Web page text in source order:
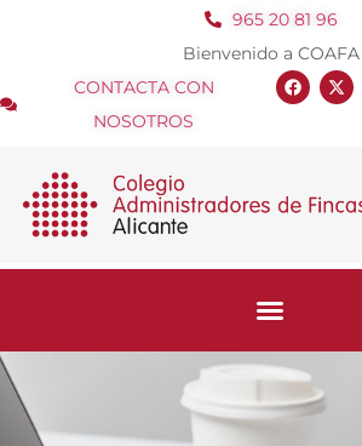
965 20 81 96
Bienvenido a COAFA
CONTACTA CON
NOSOTROS